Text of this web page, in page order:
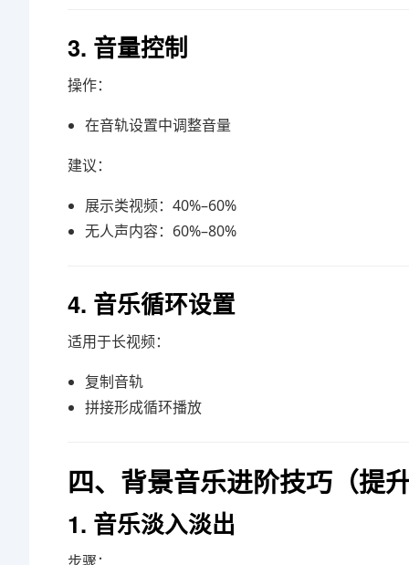
3. 音量控制
操作：
在音轨设置中调整音量
建议：
展示类视频：40%–60%
无人声内容：60%–80%
4. 音乐循环设置
适用于长视频：
复制音轨
拼接形成循环播放
四、背景音乐进阶技巧（提
1. 音乐淡入淡出